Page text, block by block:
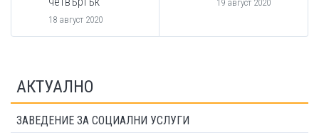
18 август 2020
19 август 2020
АКТУАЛНО
ЗАВЕДЕНИЕ ЗА СОЦИАЛНИ УСЛУГИ